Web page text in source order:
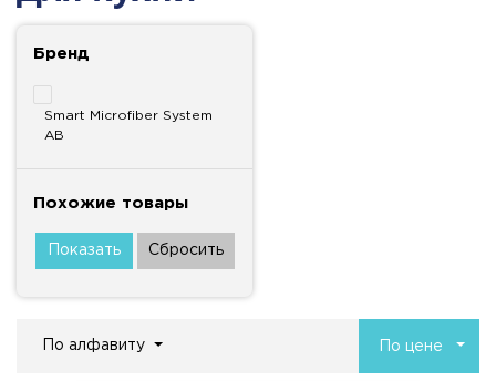
Бренд
Smart Microfiber System
AB
Похожие товары
По алфавиту По цене